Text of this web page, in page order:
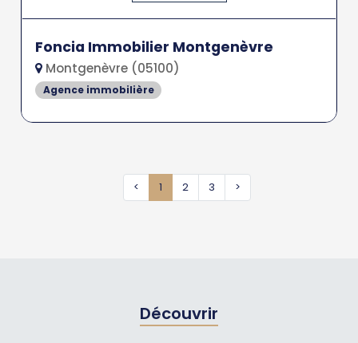
Foncia Immobilier Montgenèvre
Montgenèvre (05100)
Agence immobilière
< 1 2 3 >
Découvrir